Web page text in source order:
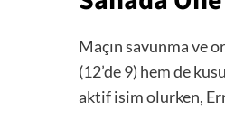
Maçın savunma ve
(12’de 9) hem de
aktif isim olurken,